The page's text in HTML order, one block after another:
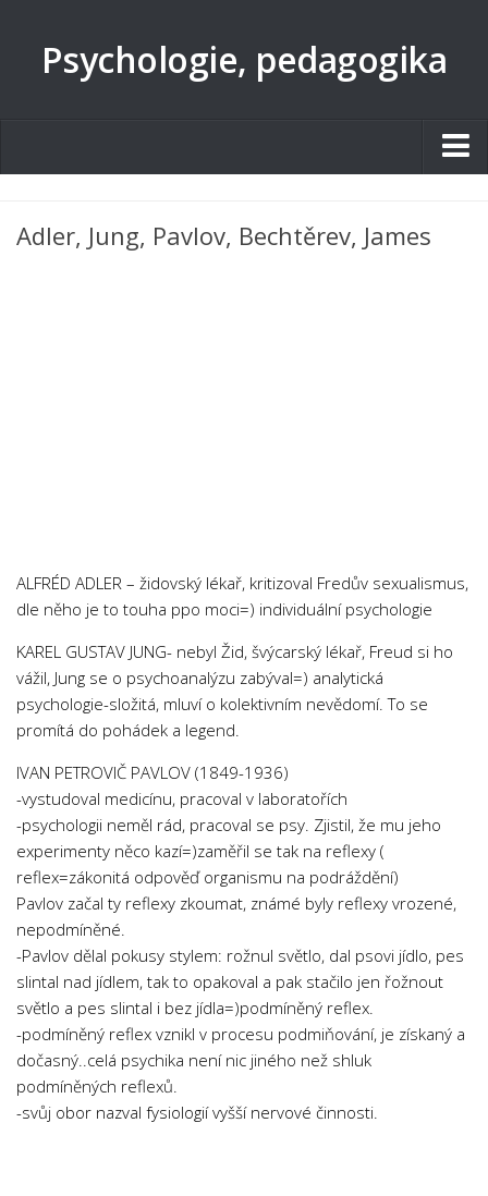
Psychologie, pedagogika
Tematické okruhy
Ekologie
Informatika
Jazyky
Management
Němčina
Občanská nauka
Pedagogika
Právo
Psychologie a Sociologie
Společenské vědy
Technika
Účetnictví
Adler, Jung, Pavlov, Bechtěrev, James
ALFRÉD ADLER – židovský lékař, kritizoval Fredův sexualismus,
dle něho je to touha ppo moci=) individuální psychologie
KAREL GUSTAV JUNG- nebyl Žid, švýcarský lékař, Freud si ho
vážil, Jung se o psychoanalýzu zabýval=) analytická
psychologie-složitá, mluví o kolektivním nevědomí. To se
promítá do pohádek a legend.
IVAN PETROVIČ PAVLOV (1849-1936)
-vystudoval medicínu, pracoval v laboratořích
-psychologii neměl rád, pracoval se psy. Zjistil, že mu jeho
experimenty něco kazí=)zaměřil se tak na reflexy (
reflex=zákonitá odpověď organismu na podráždění)
Pavlov začal ty reflexy zkoumat, známé byly reflexy vrozené,
nepodmíněné.
-Pavlov dělal pokusy stylem: rožnul světlo, dal psovi jídlo, pes
slintal nad jídlem, tak to opakoval a pak stačilo jen řožnout
světlo a pes slintal i bez jídla=)podmíněný reflex.
-podmíněný reflex vznikl v procesu podmiňování, je získaný a
dočasný..celá psychika není nic jiného než shluk
podmíněných reflexů.
-svůj obor nazval fysiologií vyšší nervové činnosti.